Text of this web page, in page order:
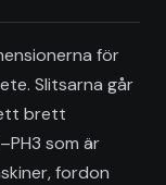
för
Slitsarna går
brett
som är
fordon